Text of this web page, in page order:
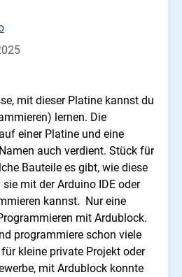
mit dieser Platine kannst du
lernen. Die
einer Platine und eine
auch verdient. Stück für
Bauteile es gibt, wie diese
mit der Arduino IDE oder
kannst. Nur eine
mit Ardublock.
programmiere schon viele
kleine private Projekt oder
mit Ardublock konnte